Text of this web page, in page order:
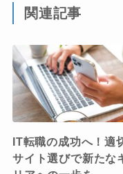
関連記事
IT転職の成功へ！適
サイト選びで新たな